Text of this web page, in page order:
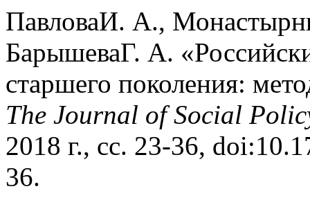
ПавловаИ. А.,
БарышеваГ. А.
старшего поколения:
The Journal of Social
2018 г., сс. 23-36,
36.